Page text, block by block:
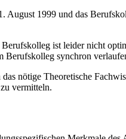
1999 und das
ist leider nicht
Berufskolleg synchron
nötige Theoretische
vermitteln.